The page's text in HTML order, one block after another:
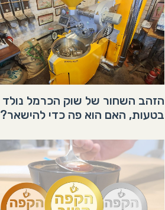
הזהב השחור של שוק הכרמל נולד
בטעות, האם הוא פה כדי להישאר?